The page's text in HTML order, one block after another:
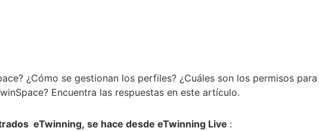
¿Cómo se gestionan los perfiles? ¿Cuáles son los permisos para
Encuentra las respuestas en este artículo.
eTwinning, se hace desde eTwinning Live :